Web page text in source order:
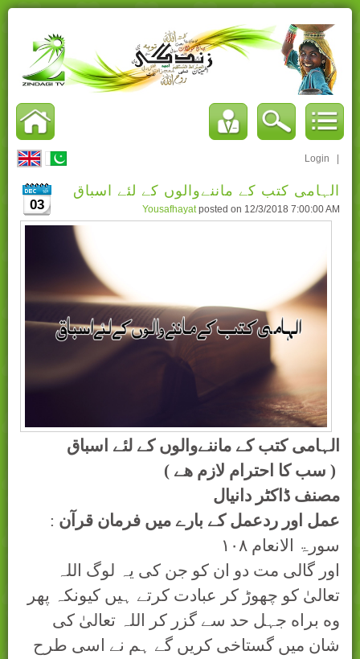
Login
03
الہامی کتب کے ماننےوالوں کے لئے اسباق
Yousafhayatposted on 12/3/2018 7:00:00 AM
الہامی کتب کے ماننےوالوں کے لئے اسباق
( سب کا احترام لازم ھے )
مصنف ڈاکٹر دانیال
عمل اور ردعمل کے بارے ميں فرمان قرآن :
سورۃ الانعام ۱۰۸
اور گالی مت دو ان کو جن کی یہ لوگ اللہ
تعالیٰ کو چھوڑ کر عبادت کرتے ہیں کیونکہ پھر
وه براه جہل حد سے گزر کر اللہ تعالیٰ کی
شان میں گستاخی کریں گے ہم نے اسی طرح